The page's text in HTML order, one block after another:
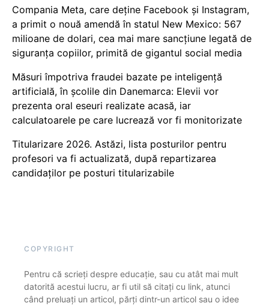
Compania Meta, care deține Facebook și Instagram,
a primit o nouă amendă în statul New Mexico: 567
milioane de dolari, cea mai mare sancțiune legată de
siguranța copiilor, primită de gigantul social media
Măsuri împotriva fraudei bazate pe inteligență
artificială, în școlile din Danemarca: Elevii vor
prezenta oral eseuri realizate acasă, iar
calculatoarele pe care lucrează vor fi monitorizate
Titularizare 2026. Astăzi, lista posturilor pentru
profesori va fi actualizată, după repartizarea
candidaților pe posturi titularizabile
COPYRIGHT
Pentru că scrieți despre educație, sau cu atât mai mult
datorită acestui lucru, ar fi util să citați cu link, atunci
când preluați un articol, părți dintr-un articol sau o idee